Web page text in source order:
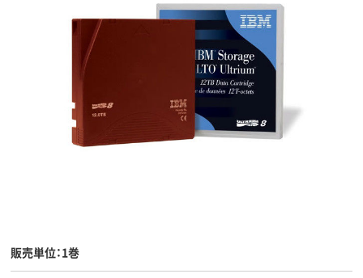
販売単位：1巻